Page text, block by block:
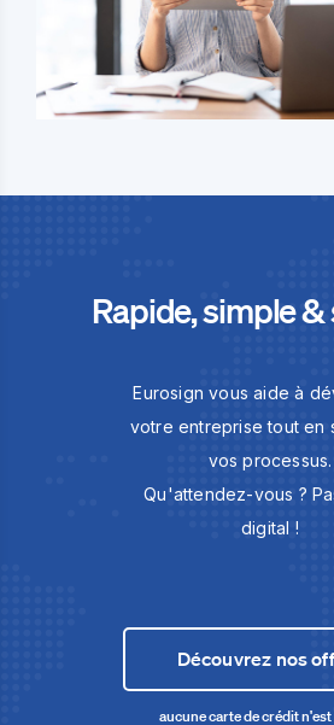
Rapide, simple
Eurosign vous aide à
votre entreprise tout en
vos processus.
Qu'attendez-vous ?
digital !
Découvrez nos
aucune carte de crédit